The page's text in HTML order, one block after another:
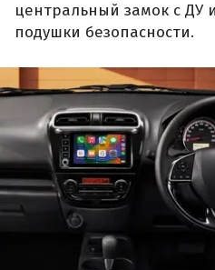
центральный замок с ДУ
подушки безопасности.